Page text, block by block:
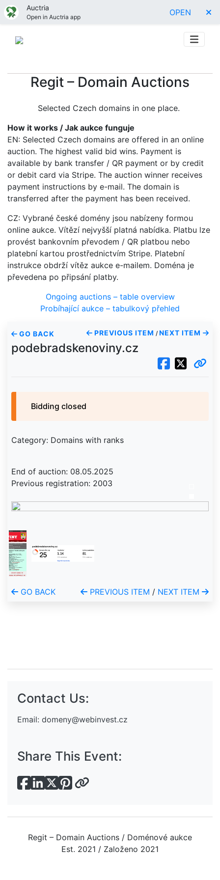
Auctria
Open in Auctria app OPEN
Regit – Domain Auctions
Selected Czech domains in one place.
How it works / Jak aukce funguje
EN: Selected Czech domains are offered in an online
auction. The highest valid bid wins. Payment is
available by bank transfer / QR payment or by credit
or debit card via Stripe. The auction winner receives
payment instructions by e-mail. The domain is
transferred after the payment has been received.
CZ: Vybrané české domény jsou nabízeny formou
online aukce. Vítězí nejvyšší platná nabídka. Platbu lze
provést bankovním převodem / QR platbou nebo
platební kartou prostřednictvím Stripe. Platební
instrukce obdrží vítěz aukce e-mailem. Doména je
převedena po připsání platby.
Ongoing auctions – table overview
Probíhající aukce – tabulkový přehled
GO BACK PREVIOUS ITEM / NEXT ITEM
podebradskenoviny.cz
Bidding closed
Category: Domains with ranks
End of auction: 08.05.2025
Previous registration: 2003
GO BACK PREVIOUS ITEM / NEXT ITEM
Contact Us:
Email: domeny@webinvest.cz
Share This Event:
Regit – Domain Auctions / Doménové aukce
Est. 2021 / Založeno 2021